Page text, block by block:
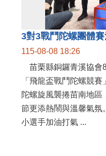
115-08-08 18:26
苗栗縣銅鑼青溪協會
「飛龍盃戰鬥陀螺競
陀螺旋風襲捲苗南地
節更添熱鬧與溫馨氣氛
小選手加油打氣 ...